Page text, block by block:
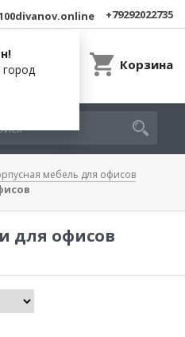
+79292022735
Корзина
мебель для офисов
для офисов